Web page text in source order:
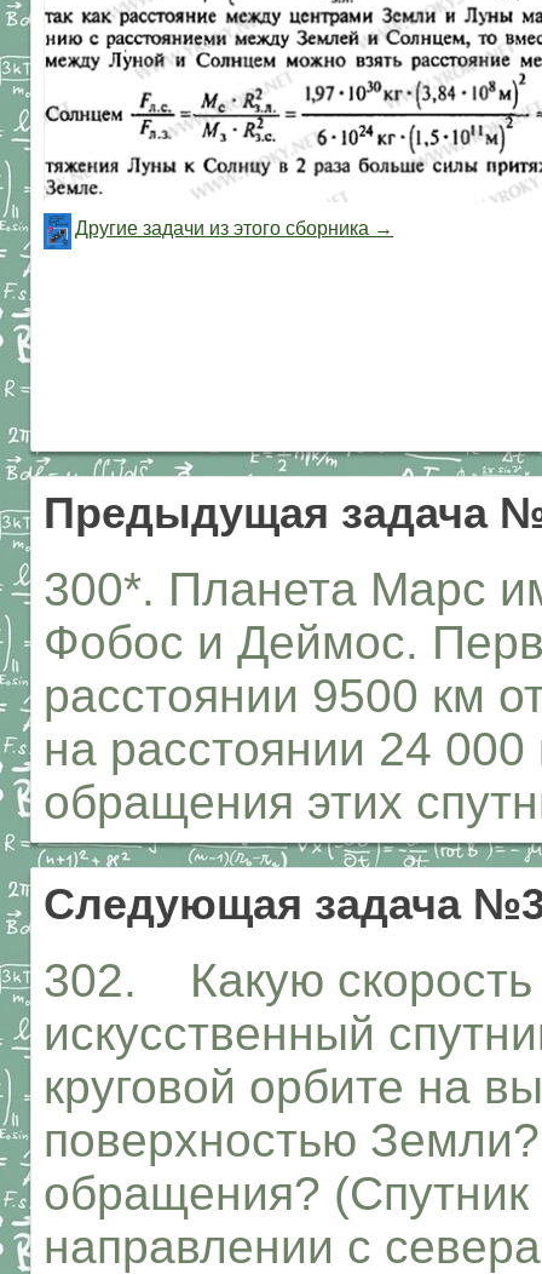
Другие задачи из этого сборника →
Предыдущая задача
300*. Планета Марс
Фобос и Деймос.
расстоянии 9500 км
на расстоянии 24
обращения этих
Следующая задача
302. Какую
искусственный
круговой орбите на
поверхностью
обращения? (Спутник
направлении с